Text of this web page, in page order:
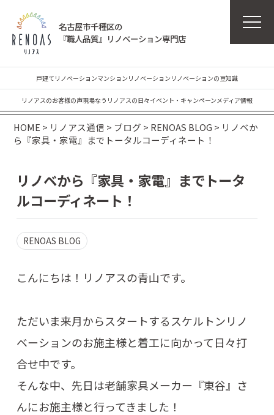
名古屋市千種区の
『職人品質』リノベーション専門店
戸建てリノベーションマンションリノベーション リノベーションの豆知識
リノアスのお客様の声現場なう リノアスの日々イベント・キャンペーンメディア情報
HOME > リノアス通信 > ブログ > RENOAS BLOG > リノベか
ら『家具・家電』までトータルコーディネート！
リノベから『家具・家電』までトータ
ルコーディネート！
RENOAS BLOG
こんにちは！リノアスの青山です。
ただいま来月からスタートするスケルトンリノ
ベーションのお施主様と着工に向かって日々打
合せ中です。
そんな中、先日は老舗家具メーカー『東谷』さ
んにお施主様と行ってきました！